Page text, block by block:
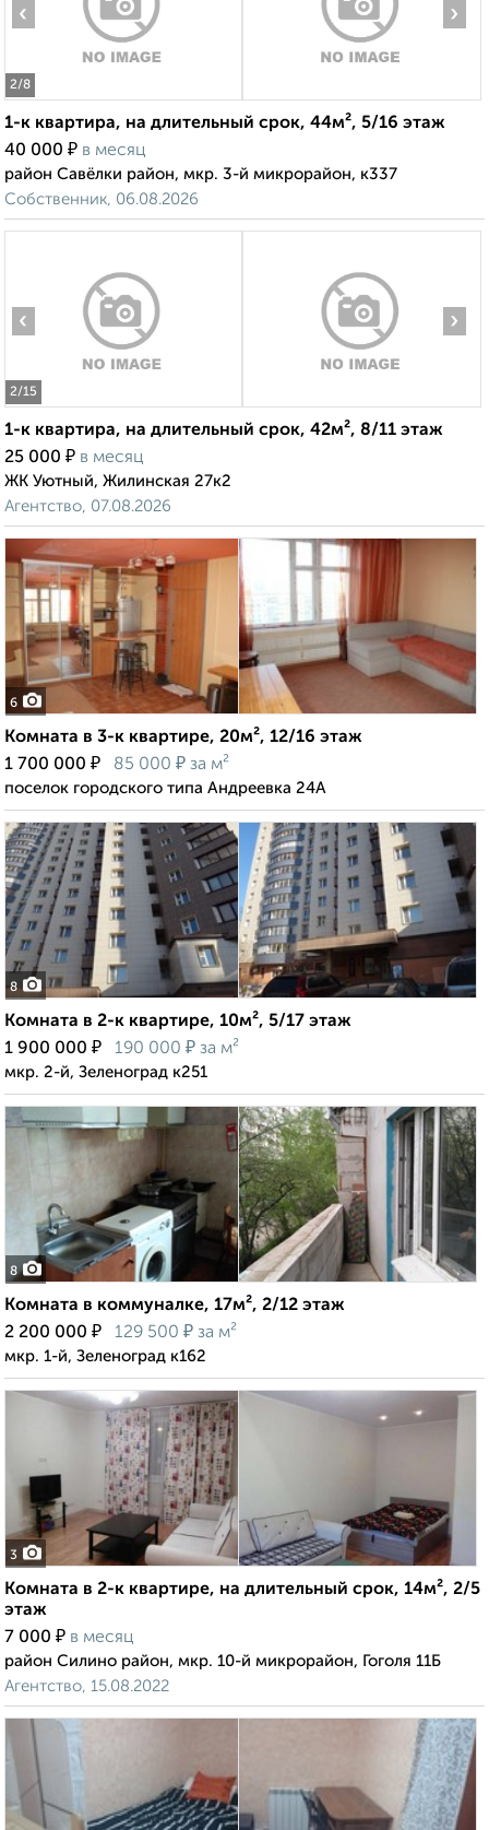
2/8
‹ ›
1-к квартира, на длительный срок, 44м², 5/16 этаж
40 000 ₽ в месяц
район Савёлки район, мкр. 3-й микрорайон, к337
Собственник, 06.08.2026
2/15
‹ ›
1-к квартира, на длительный срок, 42м², 8/11 этаж
25 000 ₽ в месяц
ЖК Уютный, Жилинская 27к2
Агентство, 07.08.2026
6
Комната в 3-к квартире, 20м², 12/16 этаж
1 700 000 ₽ 85 000 ₽ за м²
поселок городского типа Андреевка 24А
8
Комната в 2-к квартире, 10м², 5/17 этаж
1 900 000 ₽ 190 000 ₽ за м²
мкр. 2-й, Зеленоград к251
8
Комната в коммуналке, 17м², 2/12 этаж
2 200 000 ₽ 129 500 ₽ за м²
мкр. 1-й, Зеленоград к162
3
Комната в 2-к квартире, на длительный срок, 14м², 2/5
этаж
7 000 ₽ в месяц
район Силино район, мкр. 10-й микрорайон, Гоголя 11Б
Агентство, 15.08.2022